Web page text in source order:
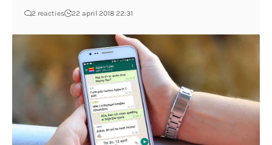
2 reacties 22 april 2018 22:31